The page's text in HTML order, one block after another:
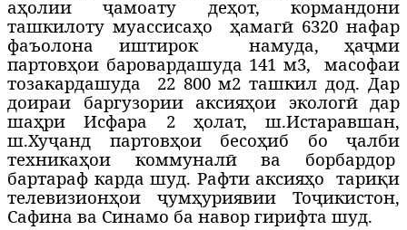
аҳолии ҷамоату деҳот, кормандони
ташкилоту муассисаҳо
ҳамагӣ 6320 нафар
фаъолона иштирок
намуда, ҳаҷми
партовҳои баровардашуда 141 м3,
масофаи
тозакардашуда
22 800 м2 ташкил дод. Дар
доираи баргузории аксияҳои экологӣ дар
шаҳри Исфара 2 ҳолат, ш.Истаравшан,
ш.Хуҷанд партовҳои бесоҳиб бо ҷалби
техникаҳои коммуналӣ ва борбардор
бартараф карда шуд. Рафти аксияҳо тариқи
телевизионҳои ҷумҳуриявии Тоҷикистон,
Сафина ва Синамо ба навор гирифта шуд.